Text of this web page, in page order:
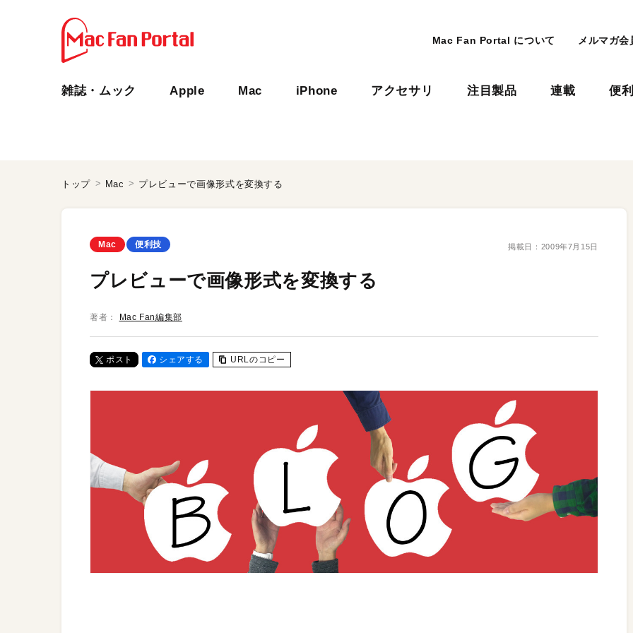
Mac Fan Portal について メルマガ会
雑誌・ムック Apple Mac iPhone アクセサリ 注目製品 連載 便
トップ Mac プレビューで画像形式を変換する
Mac 便利技 掲載日： 2009年7月15日
プレビューで画像形式を変換する
著者： Mac Fan編集部
ポスト シェアする URLのコピー